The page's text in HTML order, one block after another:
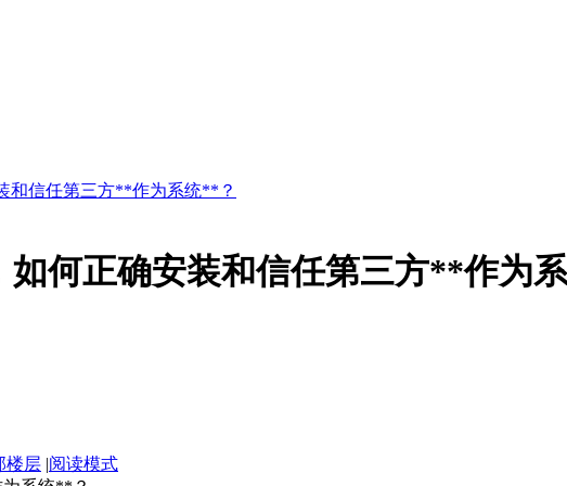
和信任第三方**作为系统**？
如何正确安装和信任第三方**作为
楼层 |阅读模式